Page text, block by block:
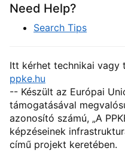
Need Help?
Search Tips
Itt kérhet technikai vagy
ppke.hu
-- Készült az Európai
támogatásával
azonosító számú, „A
képzéseinek
című projekt keretében.